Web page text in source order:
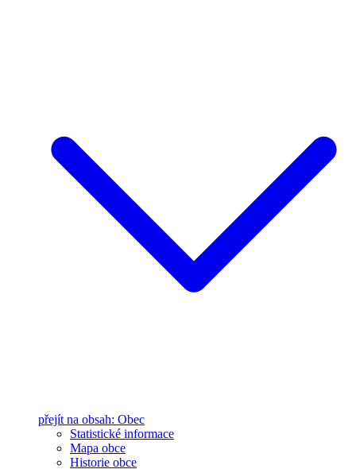
přejít na obsah: Obec
Statistické informace
Mapa obce
Historie obce